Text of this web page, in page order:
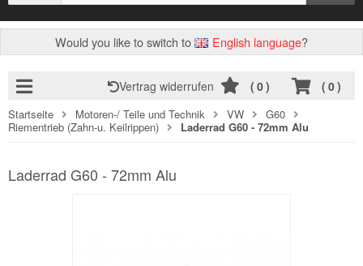
Would you like to switch to English language?
( 0)
Vertrag widerrufen ( 0)
Startseite Motoren-/ Teile und Technik VW
G60
Riementrieb (Zahn-u. Keilrippen)
Laderrad G60 - 72mm Alu
Laderrad G60 - 72mm Alu